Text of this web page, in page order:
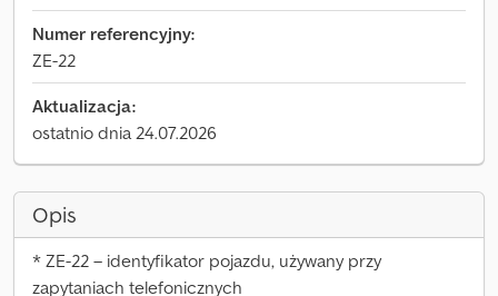
Numer referencyjny:
ZE-22
Aktualizacja:
ostatnio dnia 24.07.2026
Opis
* ZE-22 – identyfikator pojazdu, używany przy
zapytaniach telefonicznych